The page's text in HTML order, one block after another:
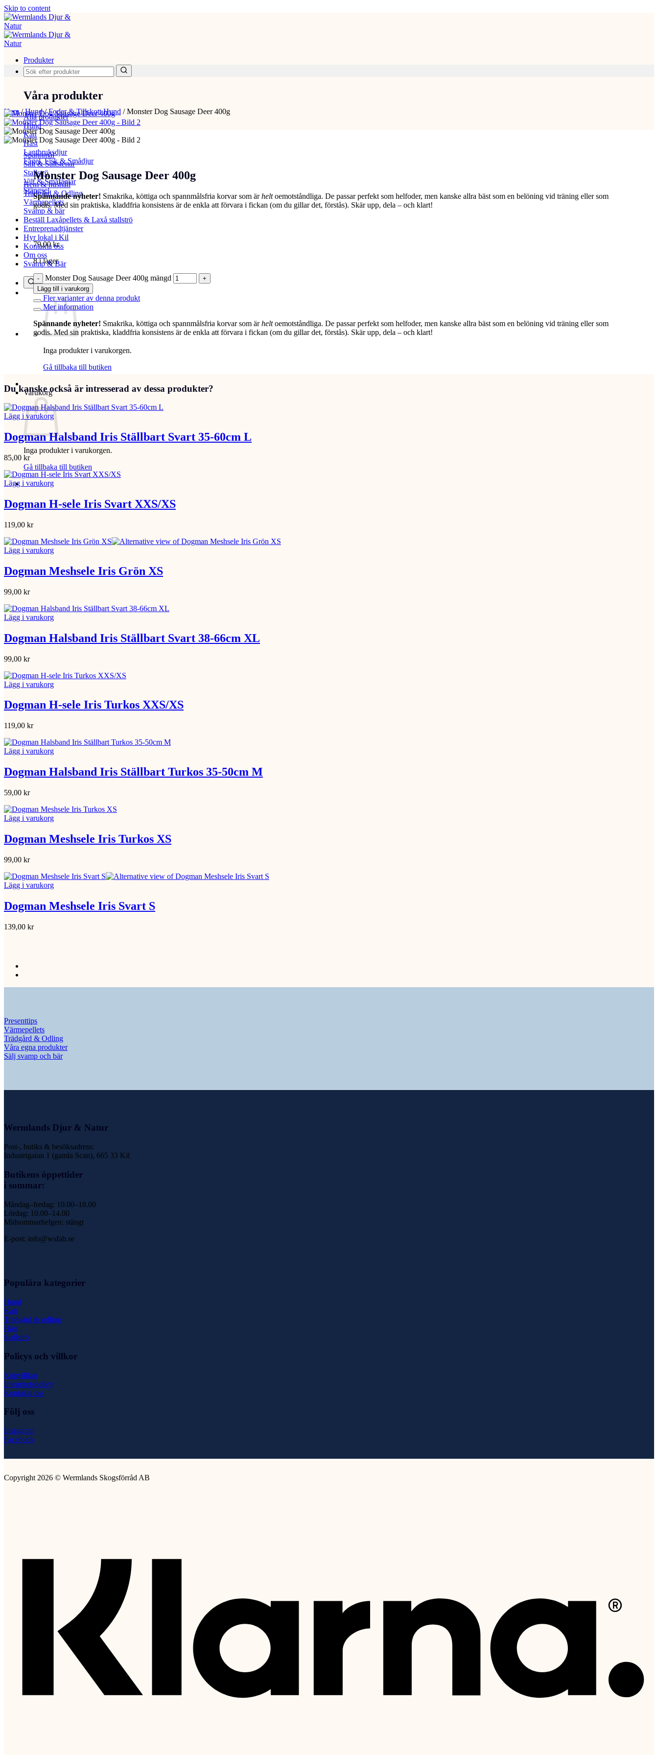
Skip to content
Produkter
Våra produkter
Alla produkter
Hund
Katt
Häst
Lantbruksdjur
Fågel, Fisk & Smådjur
Spannmål
Salt & Saltstenar
Stallströ
Vilt & Småfåglar
Stängsel
Hem & hushåll
Trädgård & Odling
Värmepellets
Svamp & bär
Beställ Laxåpellets & Laxå stallströ
Entreprenadtjänster
Hyr lokal i Kil
Kontakta oss
Om oss
Svamp & Bär
Inga produkter i varukorgen.
Gå tillbaka till butiken
Varukorg
Inga produkter i varukorgen.
Gå tillbaka till butiken
Hem/Hund/Foder & Tillskott Hund /Monster Dog Sausage Deer 400g
Monster Dog Sausage Deer 400g
Spännande nyheter! Smakrika, köttiga och spannmålsfria korvar som ärheltoemotståndliga. De passar perfekt som helfoder, men kanske allra bäst som en belöning vid träning eller som
godis. Med sin praktiska, kladdfria konsistens är de enkla att förvara i fickan (om du gillar det, förstås). Skär upp, dela – och klart!
79,00kr
8 i lager
Monster Dog Sausage Deer 400g mängd
Lägg till i varukorg
Fler varianter av denna produkt
Mer information
Spännande nyheter! Smakrika, köttiga och spannmålsfria korvar som ärheltoemotståndliga. De passar perfekt som helfoder, men kanske allra bäst som en belöning vid träning eller som
godis. Med sin praktiska, kladdfria konsistens är de enkla att förvara i fickan (om du gillar det, förstås). Skär upp, dela – och klart!
Du kanske också är intresserad av dessa produkter?
Lägg i varukorg
Dogman Halsband Iris Ställbart Svart 35-60cm L
85,00 kr
Lägg i varukorg
Dogman H-sele Iris Svart XXS/XS
119,00 kr
Lägg i varukorg
Dogman Meshsele Iris Grön XS
99,00 kr
Lägg i varukorg
Dogman Halsband Iris Ställbart Svart 38-66cm XL
99,00 kr
Lägg i varukorg
Dogman H-sele Iris Turkos XXS/XS
119,00 kr
Lägg i varukorg
Dogman Halsband Iris Ställbart Turkos 35-50cm M
59,00 kr
Lägg i varukorg
Dogman Meshsele Iris Turkos XS
99,00 kr
Lägg i varukorg
Dogman Meshsele Iris Svart S
139,00 kr
Presenttips
Värmepellets
Trädgård & Odling
Våra egna produkter
Sälj svamp och bär
Wermlands Djur & Natur
Post-, butiks & besöksadress:
Industrigatan 1 (gamla Scan), 665 33 Kil
Butikens öppettider
i sommar:
Måndag–fredag: 10.00–18.00
Lördag: 10.00–14.00
Midsommarhelgen: stängt
E-post: info@wsfab.se
Populära kategorier
Hund
Katt
Trädgård & odling
Häst
Stallströ
Policys och villkor
Köpvillkor
Integritetspolicy
Kontakta oss
Följ oss
Instagram
Facebook
Copyright 2026 © Wermlands Skogsförråd AB